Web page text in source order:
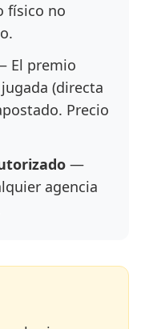
físico no
El premio
(directa
Precio
—
agencia